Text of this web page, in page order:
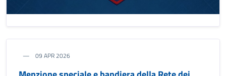
09 APR 2026